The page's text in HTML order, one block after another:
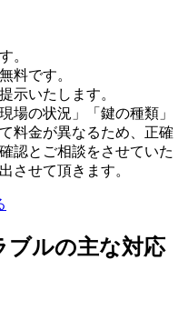
。
料です。
示いたします。
場の状況」「鍵の種類」
料金が異なるため、正確
認とご相談をさせていた
させて頂きます。
ブルの主な対応